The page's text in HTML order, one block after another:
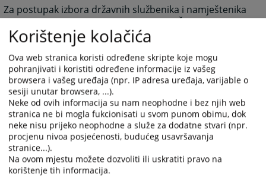
Za postupak izbora državnih službenika i namještenika
nadležna je Agencija za državnu službu ŽZH koja
postupak provodi na način propisan Zakonom o
državnim službenicima u tijelima državne službe ŽZH i
Zakonom o namještenicima u tijelima državne službe u
ŽZH.
3320PREGLEDA
Korištenje kolačića
Ova web stranica koristi određene skripte koje mogu
pohranjivati i koristiti određene informacije iz vašeg
browsera i vašeg uređaja (npr. IP adresa uređaja, varijable o
sesiji unutar browsera, ...).
Neke od ovih informacija su nam neophodne i bez njih web
stranica ne bi mogla fukcionisati u svom punom obimu, dok
neke nisu prijeko neophodne a služe za dodatne stvari (npr.
procjenu nivoa posjećenosti, budućeg usavršavanja
stranice...).
Na ovom mjestu možete dozvoliti ili uskratiti pravo na
korištenje tih informacija.